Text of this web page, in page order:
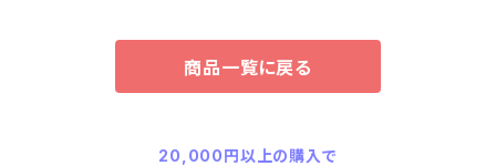
商品一覧に戻る
20,000円以上の購入で